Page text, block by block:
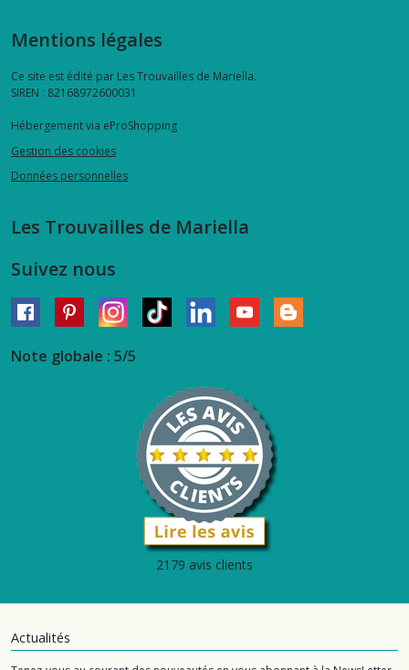
Mentions légales
Ce site est édité par Les Trouvailles de Mariella.
SIREN : 82168972600031
Hébergement via eProShopping
Gestion des cookies
Données personnelles
Les Trouvailles de Mariella
Suivez nous
Note globale : 5/5
2179 avis clients
Actualités